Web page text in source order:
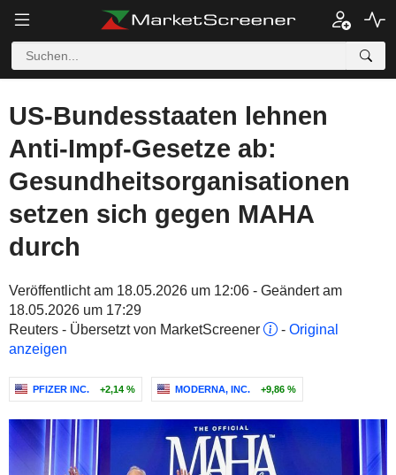
US-Bundesstaaten lehnen
Anti-Impf-Gesetze ab:
Gesundheitsorganisationen
setzen sich gegen MAHA
durch
Veröffentlicht am 18.05.2026 um 12:06 - Geändert am
18.05.2026 um 17:29
Reuters - Übersetzt von MarketScreener
- Original
anzeigen
PFIZER INC. +2,14 % MODERNA, INC. +9,86 %